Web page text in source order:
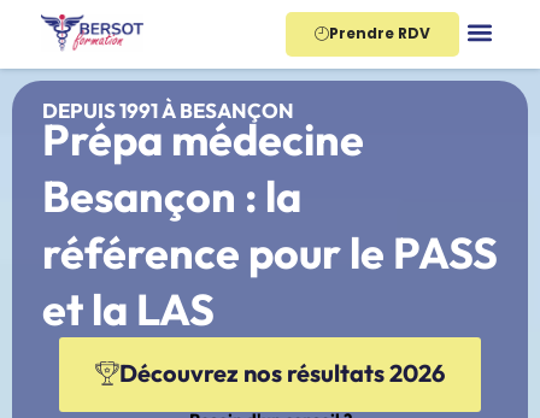
contenu
Prendre RDV
DEPUIS 1991 À BESANÇON
Prépa médecine
Besançon : la
référence pour le PASS
et la LAS
Découvrez nos résultats 2026